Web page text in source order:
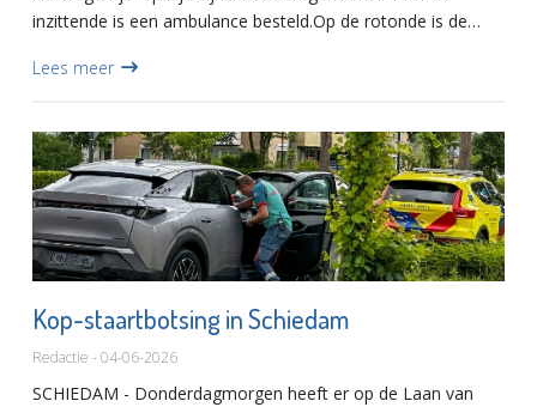
inzittende is een ambulance besteld.Op de rotonde is de
bestuurder i...
Lees meer
Kop-staartbotsing in Schiedam
Redactie - 04-06-2026
SCHIEDAM - Donderdagmorgen heeft er op de Laan van